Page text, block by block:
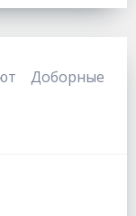
Доборные